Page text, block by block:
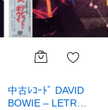
中古ﾚｺｰﾄﾞ DAVID
BOWIE – LETR…